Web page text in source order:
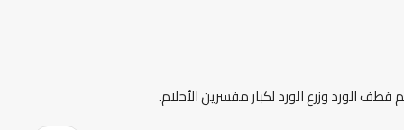
الورد وزرع الورد لكبار مفسرين الأحلام.